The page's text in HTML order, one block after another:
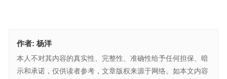
作者: 杨洋
本人不对其内容的真实性、完整性、准确性给予任何担保、暗
示和承诺，仅供读者参考，文章版权来源于网络。如本文内容